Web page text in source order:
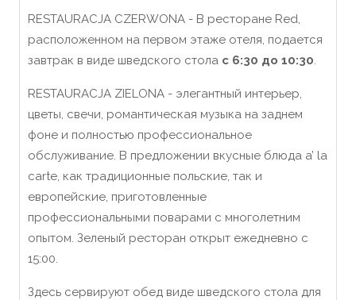
RESTAURACJA CZERWONA - В ресторане Red,
расположенном на первом этаже отеля, подается
завтрак в виде шведского стола с 6:30 до 10:30.
RESTAURACJA ZIELONA - элегантный интерьер,
цветы, свечи, романтическая музыка на заднем
фоне и полностью профессиональное
обслуживание. В предложении вкусные блюда a’ la
carte, как традиционные польские, так и
европейские, приготовленные
профессиональными поварами с многолетним
опытом. Зеленый ресторан открыт ежедневно с
15:00.
Здесь сервируют обед виде шведского стола для